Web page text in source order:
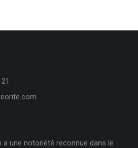
une notoriété reconnue dans le